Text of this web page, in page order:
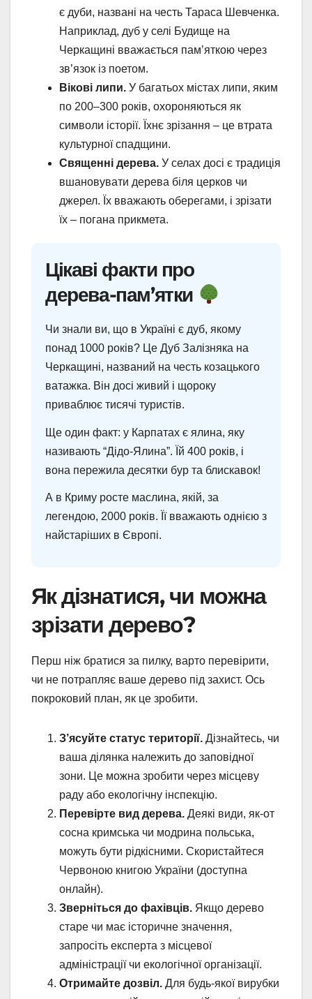
є дуби, названі на честь Тараса Шевченка.
Наприклад, дуб у селі Будище на
Черкащині вважається пам’яткою через
зв’язок із поетом.
Вікові липи. У багатьох містах липи, яким
по 200–300 років, охороняються як
символи історії. Їхнє зрізання – це втрата
культурної спадщини.
Священні дерева. У селах досі є традиція
вшановувати дерева біля церков чи
джерел. Їх вважають оберегами, і зрізати
їх – погана прикмета.
Цікаві факти про
дерева-пам’ятки
Чи знали ви, що в Україні є дуб, якому
понад 1000 років? Це Дуб Залізняка на
Черкащині, названий на честь козацького
ватажка. Він досі живий і щороку
приваблює тисячі туристів.
Ще один факт: у Карпатах є ялина, яку
називають “Дідо-Ялина”. Їй 400 років, і
вона пережила десятки бур та блискавок!
А в Криму росте маслина, якій, за
легендою, 2000 років. Її вважають однією з
найстаріших в Європі.
Як дізнатися, чи можна
зрізати дерево?
Перш ніж братися за пилку, варто перевірити,
чи не потрапляє ваше дерево під захист. Ось
покроковий план, як це зробити.
З’ясуйте статус території. Дізнайтесь, чи
ваша ділянка належить до заповідної
зони. Це можна зробити через місцеву
раду або екологічну інспекцію.
Перевірте вид дерева. Деякі види, як-от
сосна кримська чи модрина польська,
можуть бути рідкісними. Скористайтеся
Червоною книгою України (доступна
онлайн).
Зверніться до фахівців. Якщо дерево
старе чи має історичне значення,
запросіть експерта з місцевої
адміністрації чи екологічної організації.
Отримайте дозвіл. Для будь-якої вирубки